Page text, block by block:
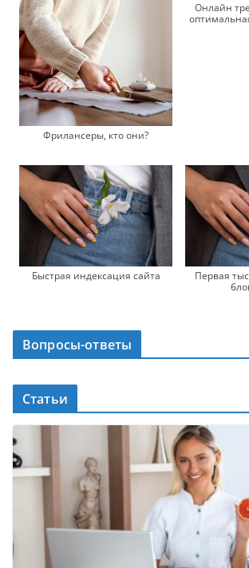
Фрилансеры, кто они?
Онлайн
Быстрая индексация сайта
Первая
Вопросы-ответы
Статьи